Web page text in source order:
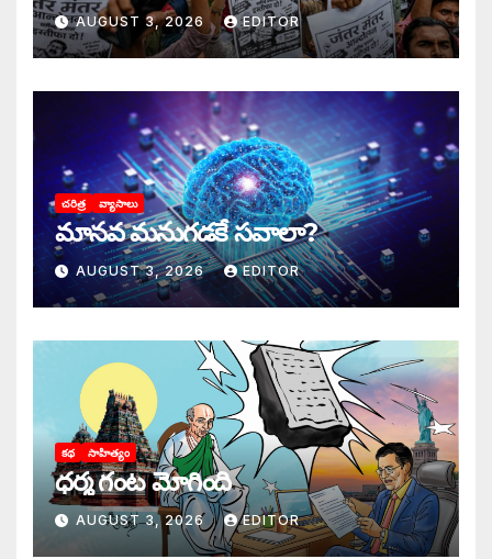
AUGUST 3, 2026 EDITOR
చరిత్ర వ్యాసాలు
మానవ మనుగడకే సవాలా?
AUGUST 3, 2026 EDITOR
కథ సాహిత్యం
ధర్మ గంట మోగింది
AUGUST 3, 2026 EDITOR